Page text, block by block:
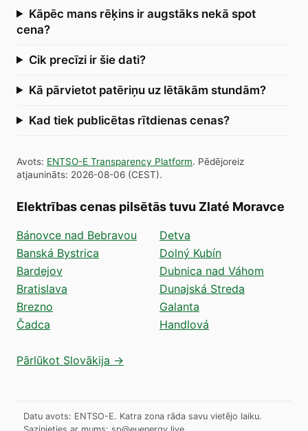
Kāpēc mans rēķins ir augstāks nekā spot
cena?
Cik precīzi ir šie dati?
Kā pārvietot patēriņu uz lētākām stundām?
Kad tiek publicētas rītdienas cenas?
Avots: ENTSO-E Transparency Platform. Pēdējoreiz
atjaunināts: 2026-08-06 (CEST).
Elektrības cenas pilsētās tuvu Zlaté Moravce
Bánovce nad Bebravou
Banská Bystrica
Bardejov
Bratislava
Brezno
Čadca
Detva
Dolný Kubín
Dubnica nad Váhom
Dunajská Streda
Galanta
Handlová
Pārlūkot Slovākija →
Datu avots: ENTSO-E. Katra zona rāda savu vietējo laiku.